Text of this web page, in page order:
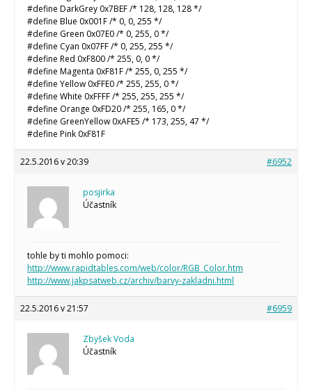
#define DarkGrey 0x7BEF /* 128, 128, 128 */
#define Blue 0x001F /* 0, 0, 255 */
#define Green 0x07E0 /* 0, 255, 0 */
#define Cyan 0x07FF /* 0, 255, 255 */
#define Red 0xF800 /* 255, 0, 0 */
#define Magenta 0xF81F /* 255, 0, 255 */
#define Yellow 0xFFE0 /* 255, 255, 0 */
#define White 0xFFFF /* 255, 255, 255 */
#define Orange 0xFD20 /* 255, 165, 0 */
#define GreenYellow 0xAFE5 /* 173, 255, 47 */
#define Pink 0xF81F
22.5.2016 v 20:39 #6952
posjirka
Účastník
tohle by ti mohlo pomoci:
http://www.rapidtables.com/web/color/RGB_Color.htm
http://www.jakpsatweb.cz/archiv/barvy-zakladni.html
22.5.2016 v 21:57 #6959
Zbyšek Voda
Účastník